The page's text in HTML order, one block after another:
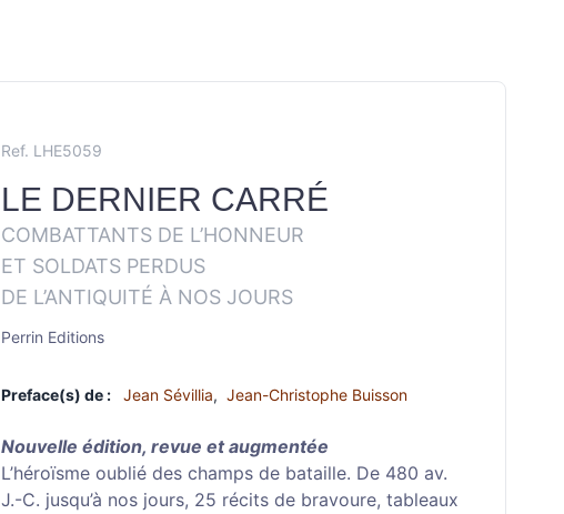
Ref. LHE5059
LE DERNIER CARRÉ
COMBATTANTS DE L’HONNEUR
ET SOLDATS PERDUS
DE L’ANTIQUITÉ À NOS JOURS
Perrin Editions
Preface(s) de : Jean Sévillia, Jean-Christophe Buisson
Nouvelle édition, revue et augmentée
L’héroïsme oublié des champs de bataille. De 480 av.
J.-C. jusqu’à nos jours, 25 récits de bravoure, tableaux